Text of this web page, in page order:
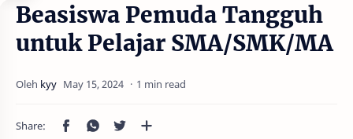
Beasiswa Pemuda Tangguh
untuk Pelajar SMA/SMK/MA
1 min read